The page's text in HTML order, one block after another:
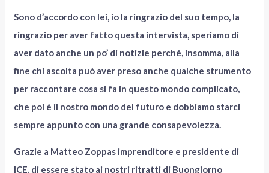
Sono d’accordo con lei, io la ringrazio del suo tempo, la
ringrazio per aver fatto questa intervista, speriamo di
aver dato anche un po’ di notizie perché, insomma, alla
fine chi ascolta può aver preso anche qualche strumento
per raccontare cosa si fa in questo mondo complicato,
che poi è il nostro mondo del futuro e dobbiamo starci
sempre appunto con una grande consapevolezza.
Grazie a Matteo Zoppas imprenditore e presidente di
ICE, di essere stato ai nostri ritratti di Buongiorno